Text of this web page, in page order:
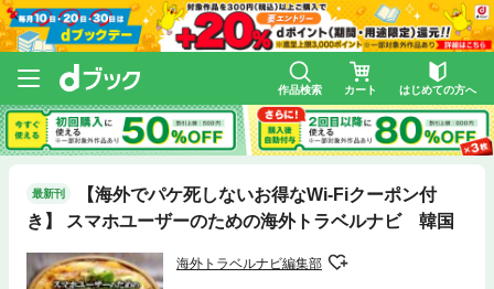
作品検索 カート はじめての方へ
最新刊
【海外でパケ死しないお得なWi-Fiクーポン付
き】 スマホユーザーのための海外トラベルナビ 韓国
海外トラベルナビ編集部